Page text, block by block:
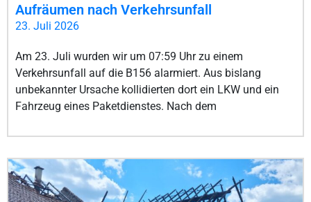
Aufräumen nach Verkehrsunfall
23. Juli 2026
Am 23. Juli wurden wir um 07:59 Uhr zu einem
Verkehrsunfall auf die B156 alarmiert. Aus bislang
unbekannter Ursache kollidierten dort ein LKW und ein
Fahrzeug eines Paketdienstes. Nach dem